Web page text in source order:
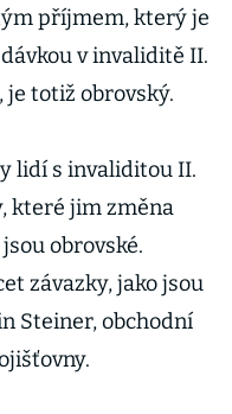
příjmem, který je
v invaliditě II.
je totiž obrovský.
lidí s invaliditou II.
které jim změna
obrovské.
závazky, jako jsou
Steiner, obchodní